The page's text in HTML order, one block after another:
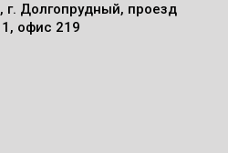
г. Долгопрудный, проезд
офис 219